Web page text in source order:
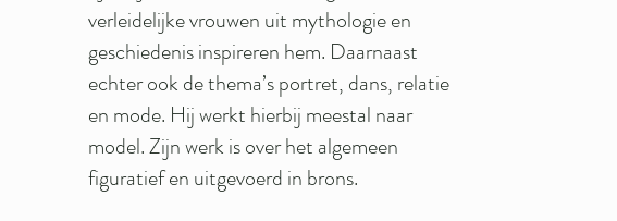
verleidelijke vrouwen uit mythologie en
geschiedenis inspireren hem. Daarnaast
echter ook de thema’s portret, dans, relatie
en mode. Hij werkt hierbij meestal naar
model. Zijn werk is over het algemeen
figuratief en uitgevoerd in brons.